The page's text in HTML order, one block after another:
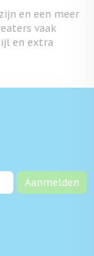
en een meer
vaak
en extra
Aanmelden